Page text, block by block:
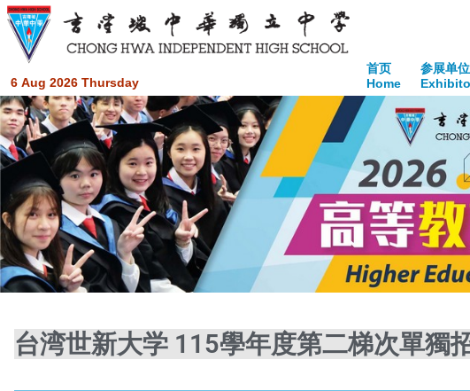
6 Aug 2026 Thursday
首页
Home
参展单位
台湾世新大学 115學年度第二梯次單獨